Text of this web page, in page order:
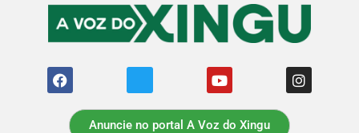
Anuncie no portal A Voz do Xingu